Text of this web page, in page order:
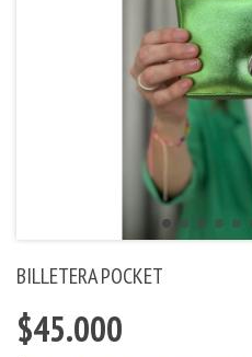
BILLETERA POCKET
$45.000